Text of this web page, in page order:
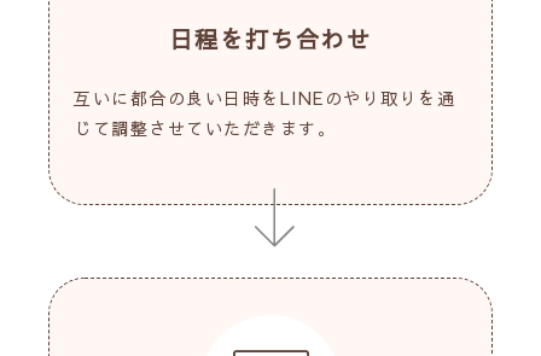
日程を打ち合わせ
互いに都合の良い日時をLINEのやり取りを通
じて調整させていただきます。